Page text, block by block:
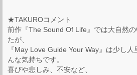
★TAKUROコメント
前作『The Sound Of Life』では大自然
たが、
『May Love Guide Your Way』は少し
んな気持ちです。
喜びや悲しみ、不安など、